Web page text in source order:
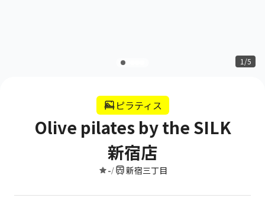
1/5
ピラティス
Olive pilates by the SILK
新宿店
-/ 新宿三丁目